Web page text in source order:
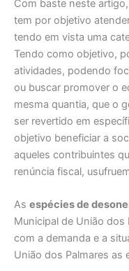
Com baste neste
tem por objetivo
tendo em vista uma
Tendo como objetivo,
atividades, podendo
ou buscar promover o
mesma quantia, que o
ser revertido em
objetivo beneficiar a
aqueles contribuintes
renúncia fiscal,
As espécies de
Municipal de União dos
com a demanda e a
União dos Palmares as